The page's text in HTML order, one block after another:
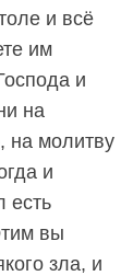
и всё
им
и
на
на молитву
и
есть
вы
зла, и